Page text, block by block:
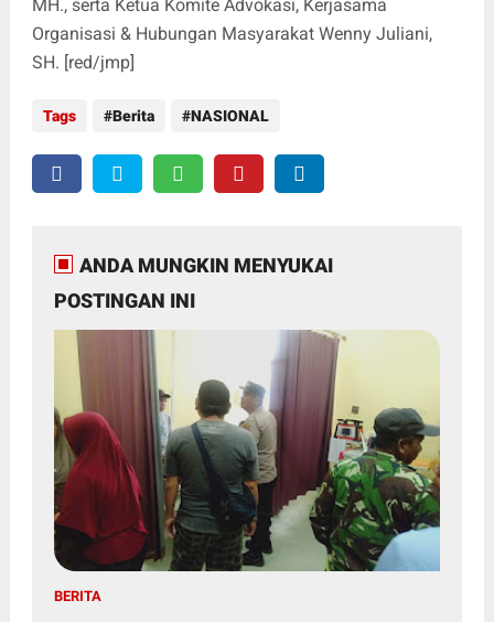
MH., serta Ketua Komite Advokasi, Kerjasama
Organisasi & Hubungan Masyarakat Wenny Juliani,
SH. [red/jmp]
Tags Berita NASIONAL
ANDA MUNGKIN MENYUKAI
POSTINGAN INI
BERITA